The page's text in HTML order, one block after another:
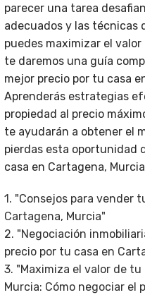
parecer una tarea
adecuados y las técnicas
puedes maximizar el
te daremos una guía
mejor precio por tu casa
Aprenderás estrategias
propiedad al precio
te ayudarán a obtener el
pierdas esta oportunidad
casa en Cartagena,
1. "Consejos para vender
Cartagena, Murcia"
2. "Negociación
precio por tu casa en
3. "Maximiza el valor de
Murcia: Cómo negociar el